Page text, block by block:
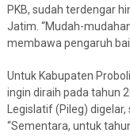
PKB, sudah terdengar
Jatim. “Mudah-
membawa pengaruh
Untuk Kabupaten
ingin diraih pada tahun
Legislatif (Pileg)
“Sementara, untuk